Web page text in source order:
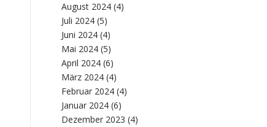
August 2024 (4)
Juli 2024 (5)
Juni 2024 (4)
Mai 2024 (5)
April 2024 (6)
März 2024 (4)
Februar 2024 (4)
Januar 2024 (6)
Dezember 2023 (4)